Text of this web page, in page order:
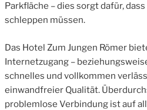
Parkfläche – dies sorgt dafür,
schleppen müssen.
Das Hotel Zum Jungen Römer
Internetzugang –
schnelles und vollkommen
einwandfreier Qualität.
problemlose Verbindung ist auf